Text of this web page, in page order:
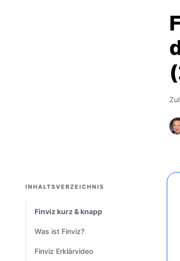
INHALTSVERZEICHNIS
Finviz kurz & knapp
Was ist Finviz?
Finviz Erklärvideo